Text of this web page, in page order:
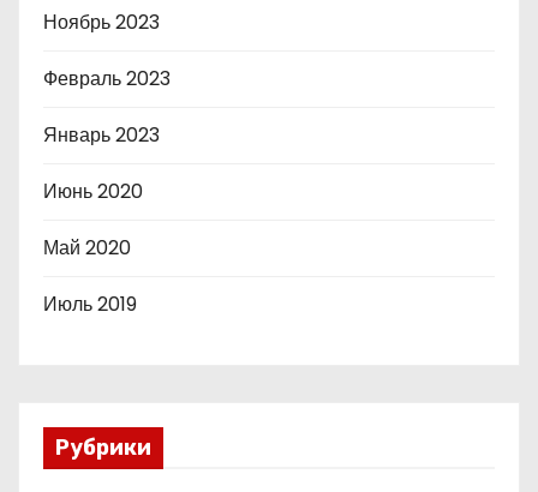
Ноябрь 2023
Февраль 2023
Январь 2023
Июнь 2020
Май 2020
Июль 2019
Рубрики